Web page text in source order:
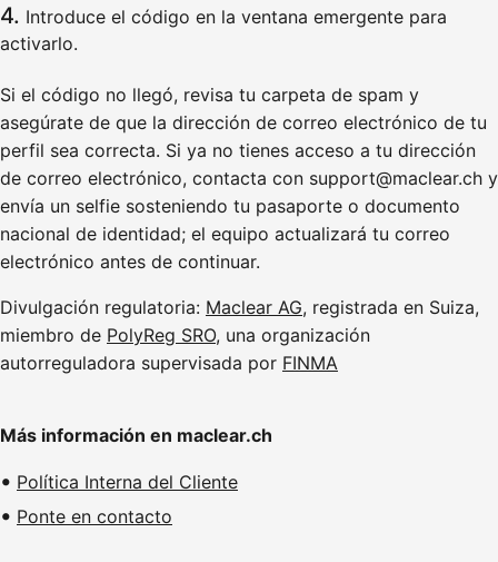
Introduce el código en la ventana emergente para
activarlo.
Si el código no llegó, revisa tu carpeta de spam y
asegúrate de que la dirección de correo electrónico de tu
perfil sea correcta. Si ya no tienes acceso a tu dirección
de correo electrónico, contacta con support@maclear.ch y
envía un selfie sosteniendo tu pasaporte o documento
nacional de identidad; el equipo actualizará tu correo
electrónico antes de continuar.
Divulgación regulatoria: Maclear AG, registrada en Suiza,
miembro de PolyReg SRO, una organización
autorreguladora supervisada por FINMA
Más información en maclear.ch
Política Interna del Cliente
Ponte en contacto